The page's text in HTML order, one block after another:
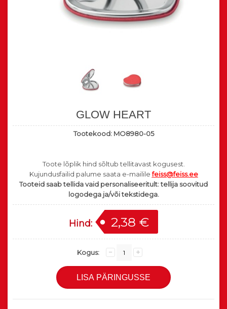
GLOW HEART
Tootekood: MO8980-05
Toote lõplik hind sõltub tellitavast kogusest.
Kujundusfailid palume saata e-maililefeiss@feiss.ee
Tooteid saab tellida vaid personaliseeritult: tellija soovitud
logodega ja/või tekstidega.
Hind: 2,38 €
Kogus: